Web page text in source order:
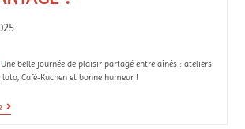
Une belle journée de plaisir partagé entre aînés : ateliers
loto, Café-Kuchen et bonne humeur !